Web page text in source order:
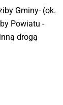
Gminy- (ok.
Powiatu -
drogą